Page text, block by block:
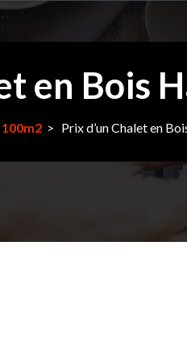
en Bois
100m2 > Prix d’un Chalet en